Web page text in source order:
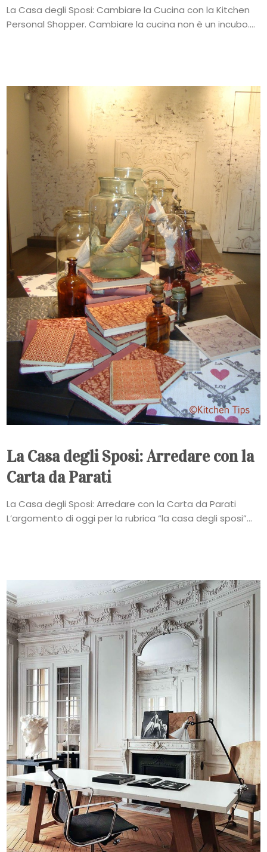
La Casa degli Sposi: Cambiare la Cucina con la Kitchen
Personal Shopper. Cambiare la cucina non è un incubo....
La Casa degli Sposi: Arredare con la
Carta da Parati
La Casa degli Sposi: Arredare con la Carta da Parati
L’argomento di oggi per la rubrica “la casa degli sposi”...